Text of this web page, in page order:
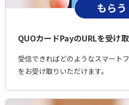
もらう
QUOカードPayのURLを受け
受信できればどのようなスマート
をお受け取りいただけます。